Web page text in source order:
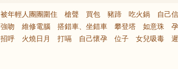
被年輕人團團圍住 槍聲 買包 豬蹄 吃火鍋 自己
強吻
維修電腦 搭錯車、坐錯車 攀登塔 如意珠
招呼
火燒日月 打嗝 自己懷孕 位子 女兒吸毒